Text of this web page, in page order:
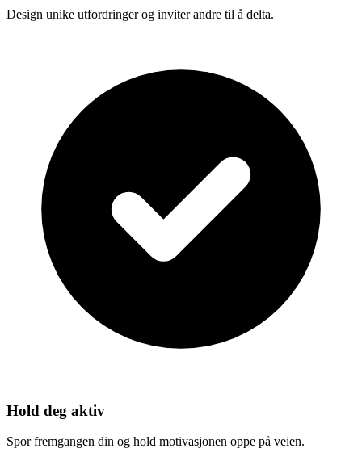
Design unike utfordringer og inviter andre til å delta.
Hold deg aktiv
Spor fremgangen din og hold motivasjonen oppe på veien.